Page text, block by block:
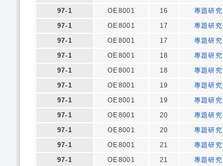
97-1
OE8001 16
專題研究
97-1
OE8001 17
專題研究
97-1
OE8001 17
專題研究
97-1
OE8001 18
專題研究
97-1
OE8001 18
專題研究
97-1
OE8001 19
專題研究
97-1
OE8001 19
專題研究
97-1
OE8001 20
專題研究
97-1
OE8001 20
專題研究
97-1
OE8001 21
專題研究
97-1
OE8001 21
專題研究